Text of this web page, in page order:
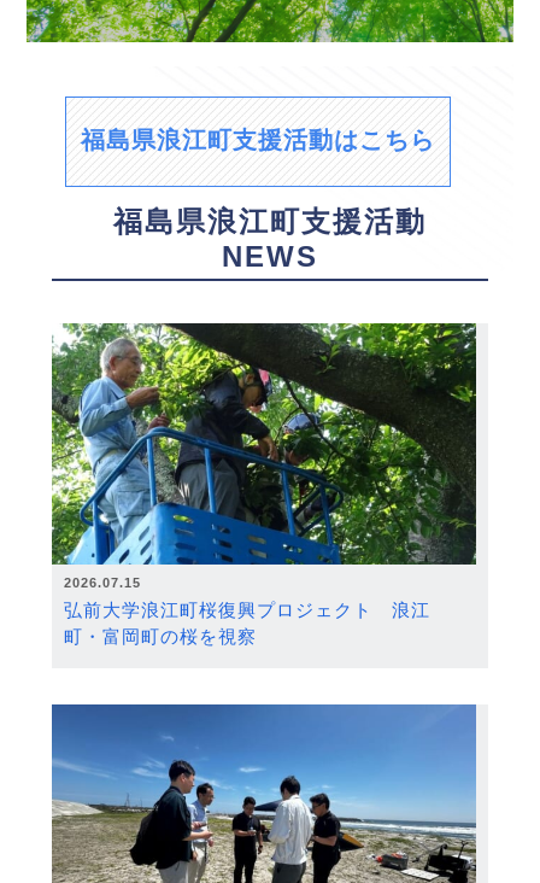
福島県浪江町支援活動はこちら
福島県浪江町支援活動
NEWS
2026.07.15
弘前大学浪江町桜復興プロジェクト 浪江
町・富岡町の桜を視察